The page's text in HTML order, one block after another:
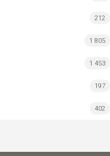
212
1 805
1 453
197
402